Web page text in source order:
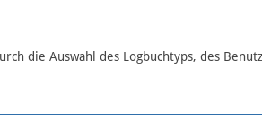
die Auswahl des Logbuchtyps, des